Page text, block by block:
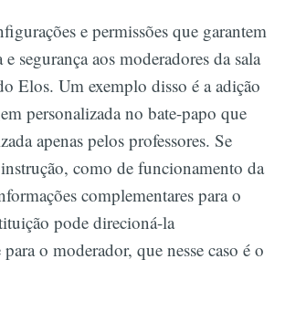
e permissões que garantem
segurança aos moderadores da sala
Elos. Um exemplo disso é a adição
personalizada no bate-papo que
apenas pelos professores. Se
como de funcionamento da
complementares para o
pode direcioná-la
o moderador, que nesse caso é o